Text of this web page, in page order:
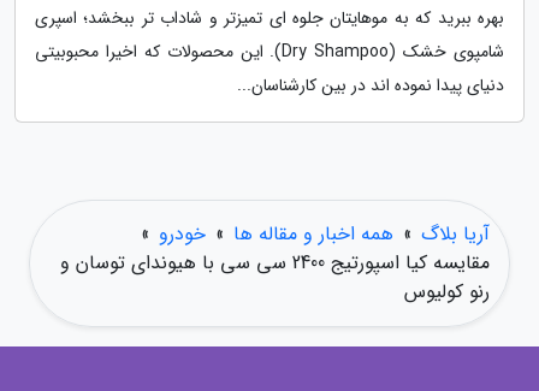
بهره ببرید که به موهایتان جلوه ای تمیزتر و شاداب تر ببخشد؛ اسپری
شامپوی خشک (Dry Shampoo). این محصولات که اخیرا محبوبیتی
دنیای پیدا نموده اند در بین کارشناسان...
آریا بلاگ » همه اخبار و مقاله ها » خودرو »
مقایسه کیا اسپورتیج 2400 سی سی با هیوندای توسان و
رنو کولیوس